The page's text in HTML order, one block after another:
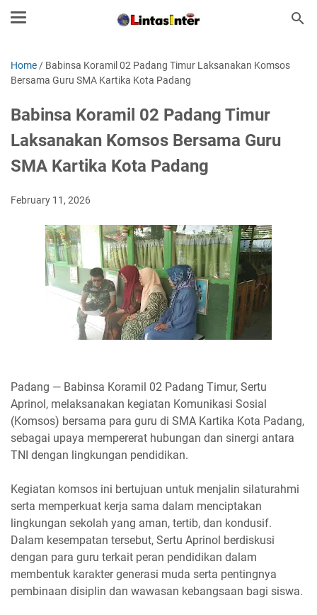
Home / Babinsa Koramil 02 Padang Timur Laksanakan Komsos
Bersama Guru SMA Kartika Kota Padang
Babinsa Koramil 02 Padang Timur
Laksanakan Komsos Bersama Guru
SMA Kartika Kota Padang
February 11, 2026
Padang — Babinsa Koramil 02 Padang Timur, Sertu
Aprinol, melaksanakan kegiatan Komunikasi Sosial
(Komsos) bersama para guru di SMA Kartika Kota Padang,
sebagai upaya mempererat hubungan dan sinergi antara
TNI dengan lingkungan pendidikan.
Kegiatan komsos ini bertujuan untuk menjalin silaturahmi
serta memperkuat kerja sama dalam menciptakan
lingkungan sekolah yang aman, tertib, dan kondusif.
Dalam kesempatan tersebut, Sertu Aprinol berdiskusi
dengan para guru terkait peran pendidikan dalam
membentuk karakter generasi muda serta pentingnya
pembinaan disiplin dan wawasan kebangsaan bagi siswa.